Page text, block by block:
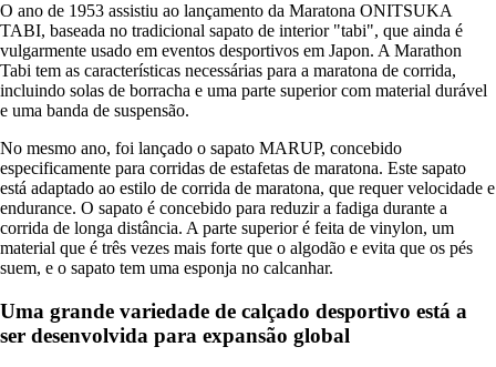
O ano de 1953 assistiu ao lançamento da Maratona ONITSUKA
TABI, baseada no tradicional sapato de interior "tabi", que ainda é
vulgarmente usado em eventos desportivos em Japon. A Marathon
Tabi tem as características necessárias para a maratona de corrida,
incluindo solas de borracha e uma parte superior com material durável
e uma banda de suspensão.
No mesmo ano, foi lançado o sapato MARUP, concebido
especificamente para corridas de estafetas de maratona. Este sapato
está adaptado ao estilo de corrida de maratona, que requer velocidade e
endurance. O sapato é concebido para reduzir a fadiga durante a
corrida de longa distância. A parte superior é feita de vinylon, um
material que é três vezes mais forte que o algodão e evita que os pés
suem, e o sapato tem uma esponja no calcanhar.
Uma grande variedade de calçado desportivo está a
ser desenvolvida para expansão global